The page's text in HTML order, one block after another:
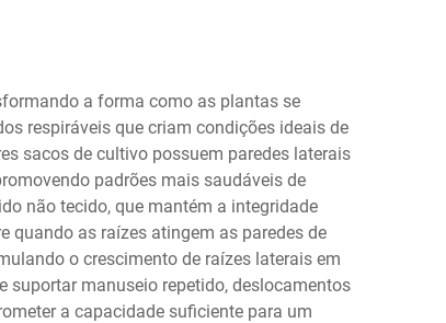
a forma como as plantas se
respiráveis que criam condições ideais de
sacos de cultivo possuem paredes laterais
padrões mais saudáveis de
não tecido, que mantém a integridade
quando as raízes atingem as paredes de
o crescimento de raízes laterais em
suportar manuseio repetido, deslocamentos
a capacidade suficiente para um